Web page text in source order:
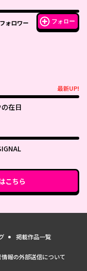
フォロワー フォロー
最新UP!
在日
こちら
掲載作品一覧
報の外部送信について